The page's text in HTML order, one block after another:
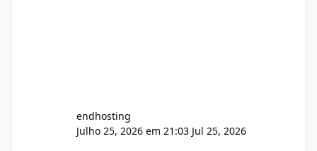
endhosting
Julho 25, 2026 em 21:03 Jul 25, 2026